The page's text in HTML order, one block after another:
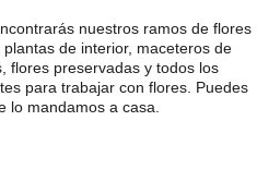
nuestros ramos de flores
de interior, maceteros de
flores preservadas y todos los
para trabajar con flores. Puedes
lo mandamos a casa.